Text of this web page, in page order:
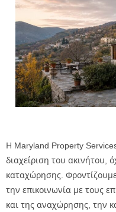
Η Maryland Property
διαχείριση του ακινήτου,
καταχώρησης.
την επικοινωνία με τους
και της αναχώρησης, την